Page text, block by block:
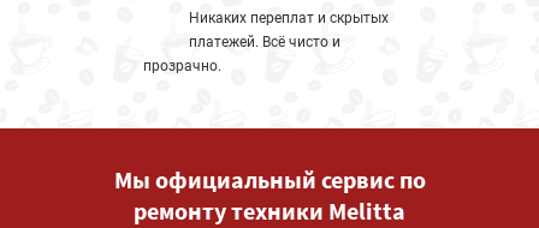
Никаких переплат и скрытых
платежей. Всё чисто и
прозрачно.
Мы официальный сервис по
ремонту техники Melitta